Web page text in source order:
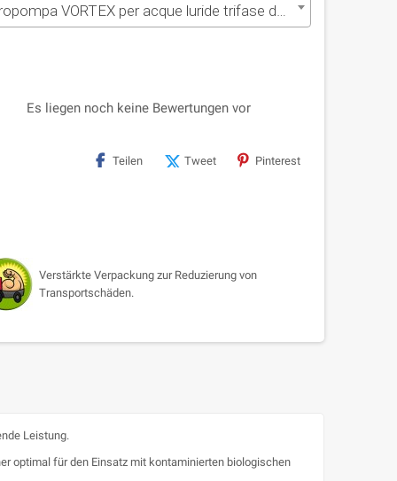
VORTEX per acque luride trifase da 2 HP
Es liegen noch keine Bewertungen vor
Teilen Tweet Pinterest
Verstärkte Verpackung zur Reduzierung von
Transportschäden.
Leistung.
optimal für den Einsatz mit kontaminierten biologischen